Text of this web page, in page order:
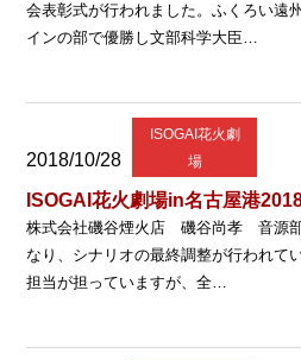
会表彰式が行われました。ふくろい遠
インの部で優勝し文部科学大臣…
2018/10/28
ISOGAI花火劇
場
ISOGAI花火劇場in名古屋港
株式会社磯谷煙火店 磯谷尚孝 音源
なり、シナリオの最終調整が行われて
担当が担っていますが、全…